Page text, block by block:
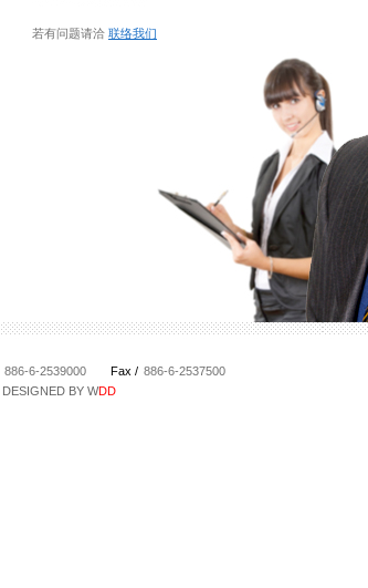
若有问题请洽 联络我们
886-6-2539000 Fax / 886-6-2537500
DESIGNED BY WDD